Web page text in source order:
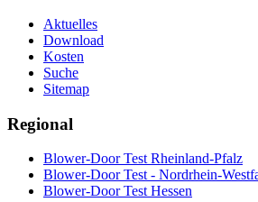
Aktuelles
Download
Kosten
Suche
Sitemap
Regional
Blower-Door Test Rheinland-Pfalz
Blower-Door Test - Nordrhein-
Blower-Door Test Hessen